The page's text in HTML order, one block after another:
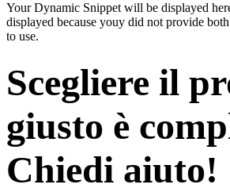
Your Dynamic Snippet will be displayed
displayed because youy did not provide
to use.
Scegliere il
giusto è
Chiedi aiuto!